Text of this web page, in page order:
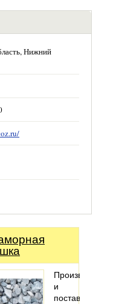
Нижний
Производство
и
поставки